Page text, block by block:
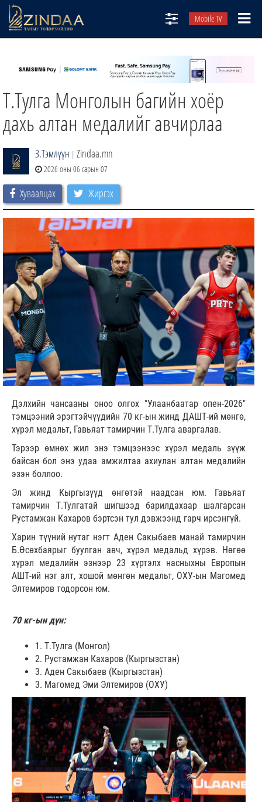
Mobile TV
ТВ8
ӨГЛӨӨНИЙ СОНИН
АУДИО ЗОХИОЛ
ЗИНДАА СЭТГҮҮЛ
Т.Тулга Монголын багийн хоёр
дахь алтан медалийг авчирлаа
З.Тэмлүүн | Zindaa.mn
2026 оны 06 сарын 07
Хуваалцах Жиргэх
Дэлхийн чансааны оноо олгох "Улаанбаатар опен-2026"
тэмцээний эрэгтэйчүүдийн 70 кг-ын жинд ДАШТ-ий мөнгө,
хүрэл медальт, Гавьяат тамирчин Т.Тулга аваргалав.
Тэрээр өмнөх жил энэ тэмцээнээс хүрэл медаль зүүж
байсан бол энэ удаа амжилтаа ахиулан алтан медалийн
эзэн боллоо.
Эл жинд Кыргызүүд өнгөтэй наадсан юм. Гавьяат
тамирчин Т.Тулгатай шигшээд барилдахаар шалгарсан
Рустамжан Кахаров бэртсэн тул дэвжээнд гарч ирсэнгүй.
Харин түүний нутаг нэгт Аден Сакыбаев манай тамирчин
Б.Өсөхбаярыг буулган авч, хүрэл медальд хүрэв. Нөгөө
хүрэл медалийн эзнээр 23 хүртэлх насныхны Европын
АШТ-ий нэг алт, хошой мөнгөн медальт, ОХУ-ын Магомед
Элтемиров тодорсон юм.
70 кг-ын дүн:
1. Т.Тулга (Монгол)
2. Рустамжан Кахаров (Кыргызстан)
3. Аден Сакыбаев (Кыргызстан)
3. Магомед Эми Элтемиров (ОХУ)